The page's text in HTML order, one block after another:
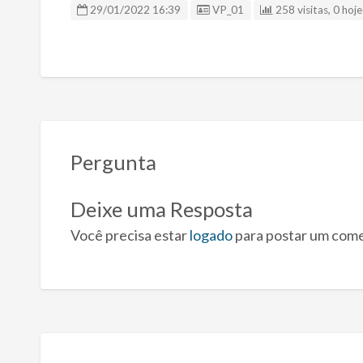
29/01/2022 16:39 ID Anúncio
VP_01 258 visitas, 0 hoje
Pergunta
Deixe uma Resposta
Você precisa estarlogadopara postar um